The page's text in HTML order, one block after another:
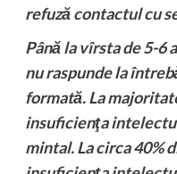
refuză contactul cu
Până la vîrsta de 5-6
nu raspunde la
formată. La
insuficienţa
mintal. La circa 40%